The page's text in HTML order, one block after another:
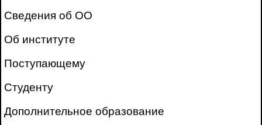
Сведения об ОО
Об институте
Поступающему
Студенту
Дополнительное образование